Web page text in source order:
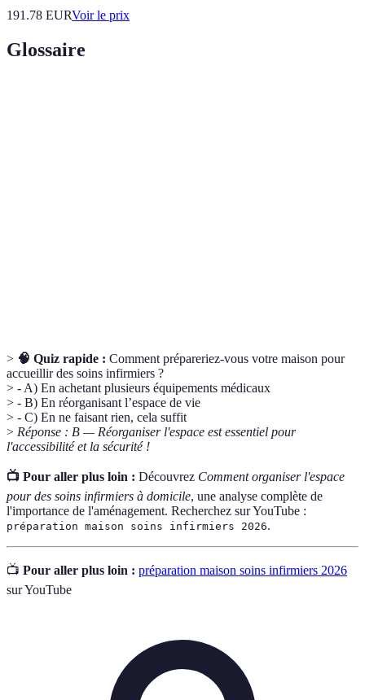
191.78 EURVoir le prix
Glossaire
> 🧠 Quiz rapide : Comment prépareriez-vous votre maison pour
accueillir des soins infirmiers ?
> - A) En achetant plusieurs équipements médicaux
> - B) En réorganisant l’espace de vie
> - C) En ne faisant rien, cela suffit
> Réponse : B — Réorganiser l'espace est essentiel pour
l'accessibilité et la sécurité !
📺 Pour aller plus loin : Découvrez Comment organiser l'espace
pour des soins infirmiers à domicile, une analyse complète de
l'importance de l'aménagement. Recherchez sur YouTube :
préparation maison soins infirmiers 2026.
📺 Pour aller plus loin : préparation maison soins infirmiers 2026
sur YouTube